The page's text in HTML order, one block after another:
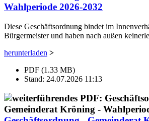
Wahlperiode 2026-2032
Diese Geschäftsordnung bindet im
Bürgermeister und haben nach außen
herunterladen >
PDF (1.33 MB)
Stand: 24.07.2026 11:13